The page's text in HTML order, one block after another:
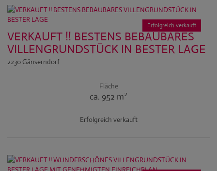
Erfolgreich verkauft
VERKAUFT !! BESTENS BEBAUBARES
VILLENGRUNDSTÜCK IN BESTER LAGE
2230 Gänserndorf
Fläche
ca. 952 m2
Erfolgreich verkauft